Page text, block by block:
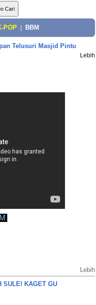
POP BBM
Telusuri Masjid Pintu
Lebih
Lebih
SULE! KAGET GU